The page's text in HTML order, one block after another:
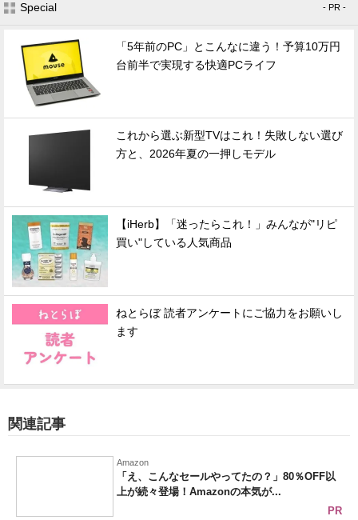
Special - PR -
「5年前のPC」とこんなに違う！予算10万円
台前半で実現する快適PCライフ
これから選ぶ新型TVはこれ！失敗しない選び
方と、2026年夏の一押しモデル
【iHerb】「迷ったらこれ！」みんなが"リピ
買い"している人気商品
ねとらぼ 読者アンケートにご協力をお願いし
ます
関連記事
Amazon
「え、こんなセールやってたの？」80％OFF以
上が続々登場！Amazonの本気が...
PR